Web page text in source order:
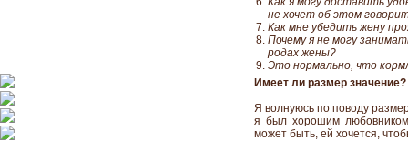
не хочет об этом
Как мне убедить жену
Почему я не могу
родах жены?
Это нормально, что
Имеет ли размер значение?
Я волнуюсь по поводу
я был хорошим
может быть, ей хочется,